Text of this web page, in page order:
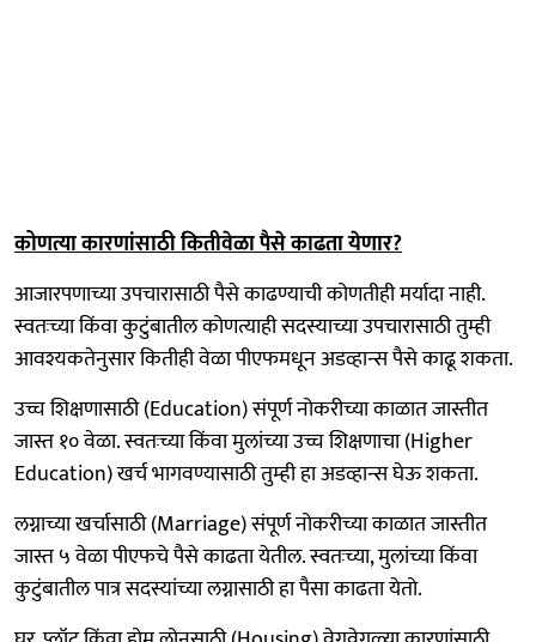
कोणत्या कारणांसाठी कितीवेळा पैसे काढता येणार?
आजारपणाच्या उपचारासाठी पैसे काढण्याची कोणतीही मर्यादा नाही.
स्वतःच्या किंवा कुटुंबातील कोणत्याही सदस्याच्या उपचारासाठी तुम्ही
आवश्यकतेनुसार कितीही वेळा पीएफमधून अडव्हान्स पैसे काढू शकता.
उच्च शिक्षणासाठी (Education) संपूर्ण नोकरीच्या काळात जास्तीत
जास्त १० वेळा. स्वतःच्या किंवा मुलांच्या उच्च शिक्षणाचा (Higher
Education) खर्च भागवण्यासाठी तुम्ही हा अडव्हान्स घेऊ शकता.
लग्नाच्या खर्चासाठी (Marriage) संपूर्ण नोकरीच्या काळात जास्तीत
जास्त ५ वेळा पीएफचे पैसे काढता येतील. स्वतःच्या, मुलांच्या किंवा
कुटुंबातील पात्र सदस्यांच्या लग्नासाठी हा पैसा काढता येतो.